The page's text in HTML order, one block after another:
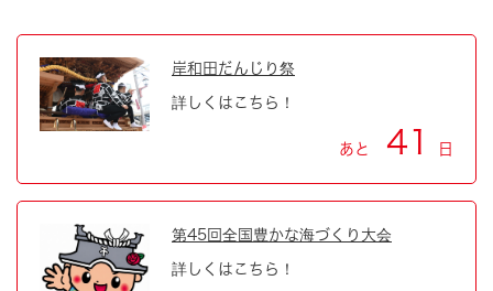
岸和田だんじり祭
詳しくはこちら！
あと 41 日
第45回全国豊かな海づくり大会
詳しくはこちら！